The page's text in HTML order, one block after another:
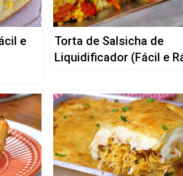
e
Torta de Salsicha de
Liquidificador (Fácil e